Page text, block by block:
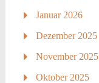
Januar 2026
Dezember 2025
November 2025
Oktober 2025